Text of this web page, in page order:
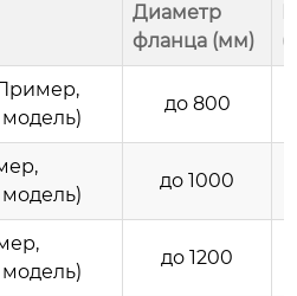
Диаметр
фланца (мм)
до 800
до 1000
до 1200